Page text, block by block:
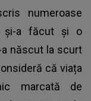
numeroase
și-a făcut și o
născut la scurt
că viața
marcată de